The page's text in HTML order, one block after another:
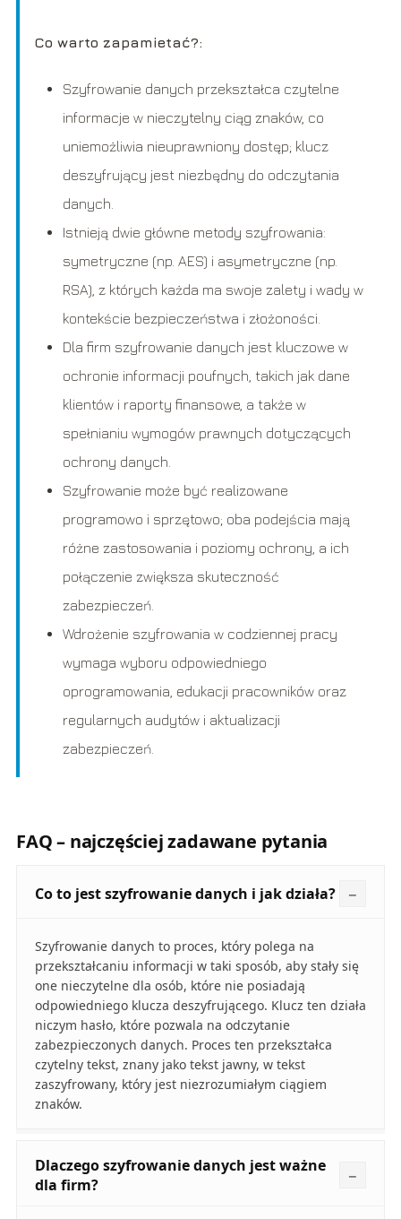
Co warto zapamietać?:
Szyfrowanie danych przekształca czytelne
informacje w nieczytelny ciąg znaków, co
uniemożliwia nieuprawniony dostęp; klucz
deszyfrujący jest niezbędny do odczytania
danych.
Istnieją dwie główne metody szyfrowania:
symetryczne (np. AES) i asymetryczne (np.
RSA), z których każda ma swoje zalety i wady w
kontekście bezpieczeństwa i złożoności.
Dla firm szyfrowanie danych jest kluczowe w
ochronie informacji poufnych, takich jak dane
klientów i raporty finansowe, a także w
spełnianiu wymogów prawnych dotyczących
ochrony danych.
Szyfrowanie może być realizowane
programowo i sprzętowo; oba podejścia mają
różne zastosowania i poziomy ochrony, a ich
połączenie zwiększa skuteczność
zabezpieczeń.
Wdrożenie szyfrowania w codziennej pracy
wymaga wyboru odpowiedniego
oprogramowania, edukacji pracowników oraz
regularnych audytów i aktualizacji
zabezpieczeń.
FAQ – najczęściej zadawane pytania
Co to jest szyfrowanie danych i jak działa?
Szyfrowanie danych to proces, który polega na
przekształcaniu informacji w taki sposób, aby stały się
one nieczytelne dla osób, które nie posiadają
odpowiedniego klucza deszyfrującego. Klucz ten działa
niczym hasło, które pozwala na odczytanie
zabezpieczonych danych. Proces ten przekształca
czytelny tekst, znany jako tekst jawny, w tekst
zaszyfrowany, który jest niezrozumiałym ciągiem
znaków.
Dlaczego szyfrowanie danych jest ważne
dla firm?